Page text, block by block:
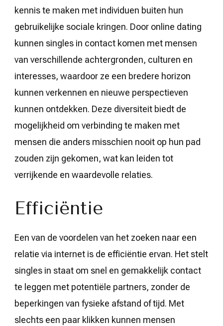
kennis te maken met individuen buiten hun
gebruikelijke sociale kringen. Door online dating
kunnen singles in contact komen met mensen
van verschillende achtergronden, culturen en
interesses, waardoor ze een bredere horizon
kunnen verkennen en nieuwe perspectieven
kunnen ontdekken. Deze diversiteit biedt de
mogelijkheid om verbinding te maken met
mensen die anders misschien nooit op hun pad
zouden zijn gekomen, wat kan leiden tot
verrijkende en waardevolle relaties.
Efficiëntie
Een van de voordelen van het zoeken naar een
relatie via internet is de efficiëntie ervan. Het stelt
singles in staat om snel en gemakkelijk contact
te leggen met potentiële partners, zonder de
beperkingen van fysieke afstand of tijd. Met
slechts een paar klikken kunnen mensen